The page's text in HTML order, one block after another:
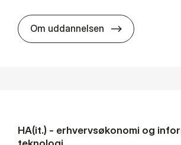
Om uddannelsen BSc in
HA(it.) - erhvervs­økonomi og